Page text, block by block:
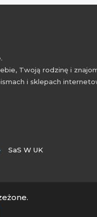
Twoją rodzinę i
i sklepach
SaS W UK